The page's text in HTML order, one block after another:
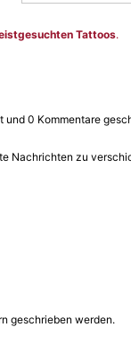
Tattoos.
0 Kommentare
Nachrichten zu
geschrieben werden.